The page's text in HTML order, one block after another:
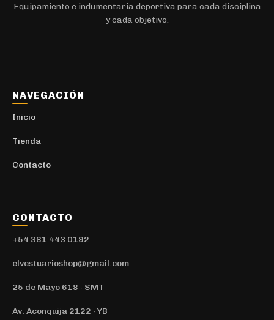
Conjuntos
Gorras
Deportivo
Medias
Mochilas
Equipamiento e indumentaria deportiva para cada disciplina
y cada objetivo.
NAVEGACIÓN
Inicio
Tienda
Contacto
CONTACTO
+54 381 443 0192
elvestuarioshop@gmail.com
25 de Mayo 618 · SMT
Av. Aconquija 2122 · YB